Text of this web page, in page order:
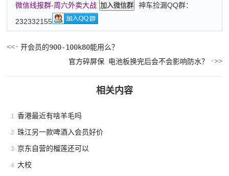
微信线报群-周六外卖大战 加入微信群
神车捡漏QQ群：
232332155
开会员的900-100k80能用么？
官方碎屏保 电池板换完后会不会影响防水？
相关内容
1 香港最近有啥羊毛吗
2 珠江另一款啤酒入会员好价
3 京东自营的榴莲还可以
4 大校